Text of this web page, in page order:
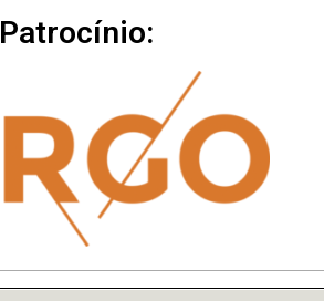
Patrocínio: